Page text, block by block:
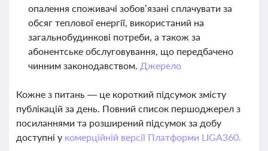
опалення споживачі зобов’язані сплачувати за
обсяг теплової енергії, використаний на
загальнобудинкові потреби, а також за
абонентське обслуговування, що передбачено
чинним законодавством. Джерело
Кожне з питань — це короткий підсумок змісту
публікацій за день. Повний список першоджерел з
посиланнями та розширений підсумок за добу
доступні у комерційній версії Платформи LIGA360.